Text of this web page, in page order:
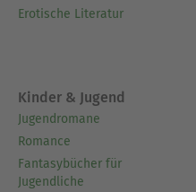
Erotische Literatur
Kinder & Jugend
Jugendromane
Romance
Fantasybücher für
Jugendliche